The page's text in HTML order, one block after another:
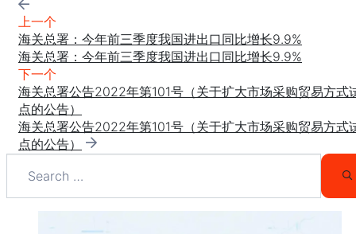
上一个
海关总署：今年前三季度我国进出口同比增长9.9%
海关总署：今年前三季度我国进出口同比增长9.9%
下一个
海关总署公告2022年第101号（关于扩大市场采购贸易方式
点的公告）
海关总署公告2022年第101号（关于扩大市场采购贸易方式
点的公告）